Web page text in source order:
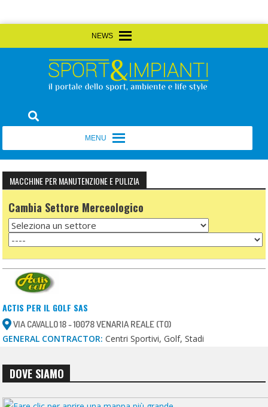
to
Sport&Impianti
MACCHINE PER MANUTENZIONE E PULIZIA
Cambia Settore Merceologico
ACTIS PER IL GOLF SAS
VIA CAVALLO 18 - 10078 VENARIA REALE (TO)
GENERAL CONTRACTOR: Centri Sportivi, Golf, Stadi
DOVE SIAMO